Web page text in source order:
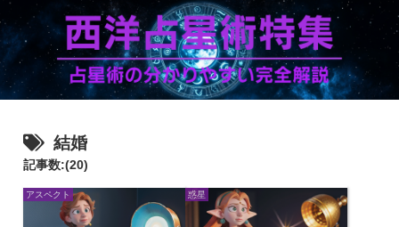
結婚
記事数:(20)
アスペクト 惑星